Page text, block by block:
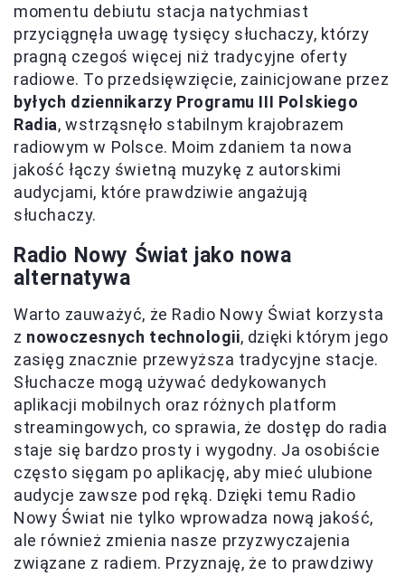
momentu debiutu stacja natychmiast
przyciągnęła uwagę tysięcy słuchaczy, którzy
pragną czegoś więcej niż tradycyjne oferty
radiowe. To przedsięwzięcie, zainicjowane przez
byłych dziennikarzy Programu III Polskiego
Radia, wstrząsnęło stabilnym krajobrazem
radiowym w Polsce. Moim zdaniem ta nowa
jakość łączy świetną muzykę z autorskimi
audycjami, które prawdziwie angażują
słuchaczy.
Radio Nowy Świat jako nowa
alternatywa
Warto zauważyć, że Radio Nowy Świat korzysta
z nowoczesnych technologii, dzięki którym jego
zasięg znacznie przewyższa tradycyjne stacje.
Słuchacze mogą używać dedykowanych
aplikacji mobilnych oraz różnych platform
streamingowych, co sprawia, że dostęp do radia
staje się bardzo prosty i wygodny. Ja osobiście
często sięgam po aplikację, aby mieć ulubione
audycje zawsze pod ręką. Dzięki temu Radio
Nowy Świat nie tylko wprowadza nową jakość,
ale również zmienia nasze przyzwyczajenia
związane z radiem. Przyznaję, że to prawdziwy